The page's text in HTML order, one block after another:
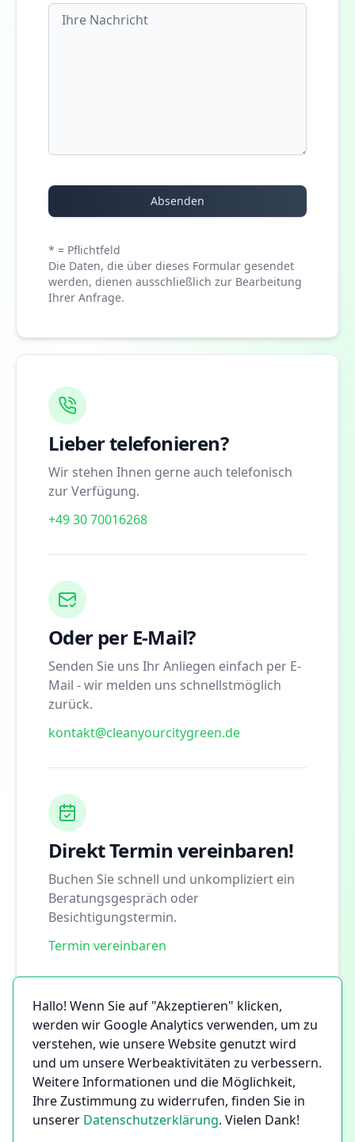
Absenden
* = Pflichtfeld
Die Daten, die über dieses Formular gesendet
werden, dienen ausschließlich zur Bearbeitung
Ihrer Anfrage.
Lieber telefonieren?
Wir stehen Ihnen gerne auch telefonisch
zur Verfügung.
+49 30 70016268
Oder per E-Mail?
Senden Sie uns Ihr Anliegen einfach per E-
Mail - wir melden uns schnellstmöglich
zurück.
kontakt@cleanyourcitygreen.de
Direkt Termin vereinbaren!
Buchen Sie schnell und unkompliziert ein
Beratungsgespräch oder
Besichtigungstermin.
Termin vereinbaren
Hallo! Wenn Sie auf "Akzeptieren" klicken,
werden wir Google Analytics verwenden, um zu
verstehen, wie unsere Website genutzt wird
und um unsere Werbeaktivitäten zu verbessern.
Weitere Informationen und die Möglichkeit,
Ihre Zustimmung zu widerrufen, finden Sie in
unserer Datenschutzerklärung. Vielen Dank!